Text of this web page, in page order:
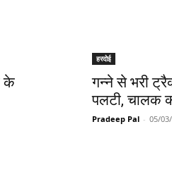
के
हरदोई
गन्ने से भरी
पलटी, चालक
Pradeep Pal - 05/